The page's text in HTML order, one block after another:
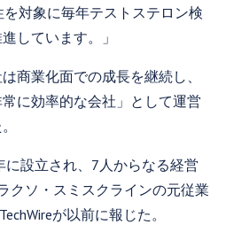
対象に毎年テストステロン検
しています。」
商業化面での成長を継続し、
常に効率的な会社」として運営
に設立され、7人からなる経営
クソ・スミスクラインの元従業
が以前に報じた。